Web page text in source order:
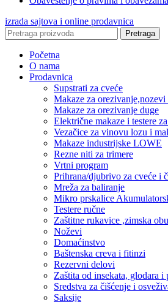
izrada sajtova i online prodavnica
Pretraga
Početna
O nama
Prodavnica
Supstrati za cveće
Makaze za
Makaze za orezivanje duge
Električne makaze i testere
Vezačice za vinovu lozu i
Makaze industrijske LOWE
Rezne niti za trimere
Vrtni program
Prihrana/djubrivo za cveće i
Mreža za baliranje
Mikro prskalice
Testere ručne
Zaštitne rukavice ,zimska
Noževi
Domaćinstvo
Baštenska creva i fitinzi
Rezervni delovi
Zaštita od insekata, glodara i
Sredstva za čišćenje i
Saksije